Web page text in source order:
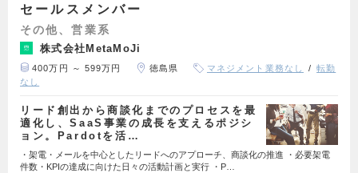
セールスメンバー
その他、営業系
株式会社MetaMoJi
400万円 ～ 599万円 徳島県 マネジメント業務なし
転勤
なし
リード創出から商談化までのプロセスを最
適化し、SaaS事業の成長を支えるポジシ
ョン。Pardotを活…
・架電・メールを中心としたリードへのアプローチ、商談化の推進 ・必要架電
件数・KPIの達成に向けた日々の活動計画と実行 ・P…